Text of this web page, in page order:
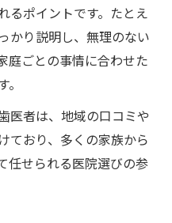
るポイントです。たとえ
かり説明し、無理のない
庭ごとの事情に合わせた
医者は、地域の口コミや
ており、多くの家族から
任せられる医院選びの参